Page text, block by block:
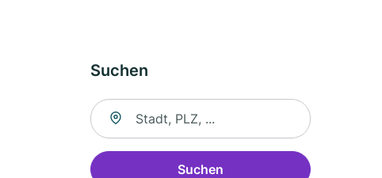
Suchen
Suche nach Ort
Suchen